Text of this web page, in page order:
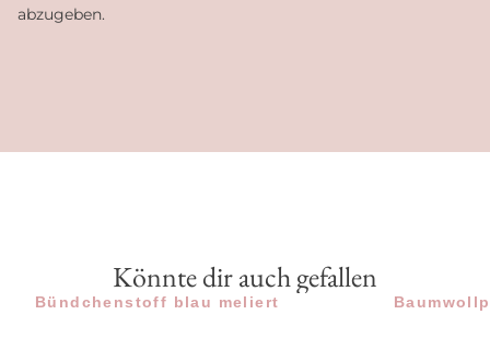
abzugeben.
Könnte dir auch gefallen
Bündchenstoff blau meliert